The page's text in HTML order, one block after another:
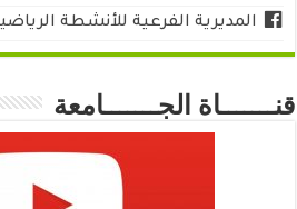
المديرية الفرعية للأنشطة
قنـــــــاة الجـــــــامعة